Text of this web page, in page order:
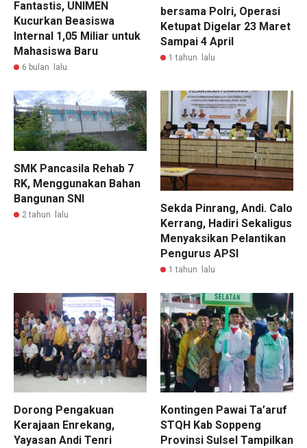
Fantastis, UNIMEN
Kucurkan Beasiswa
Internal 1,05 Miliar untuk
Mahasiswa Baru
6 bulan lalu
bersama Polri, Operasi
Ketupat Digelar 23 Maret
Sampai 4 April
1 tahun lalu
SMK Pancasila Rehab 7
RK, Menggunakan Bahan
Bangunan SNI
2 tahun lalu
Sekda Pinrang, Andi. Calo
Kerrang, Hadiri Sekaligus
Menyaksikan Pelantikan
Pengurus APSI
1 tahun lalu
Dorong Pengakuan
Kerajaan Enrekang,
Yayasan Andi Tenri
Kontingen Pawai Ta’aruf
STQH Kab Soppeng
Provinsi Sulsel Tampilkan